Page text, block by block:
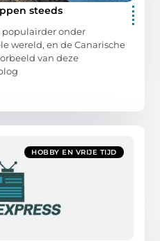
steeds
populairder onder
wereld, en de Canarische
van deze
HOBBY EN VRIJE TIJD